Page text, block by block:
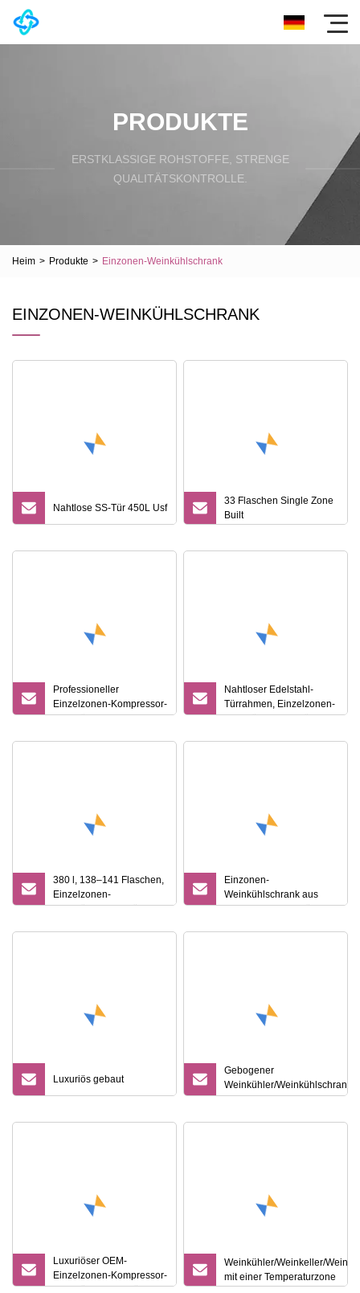
PRODUKTE
ERSTKLASSIGE ROHSTOFFE, STRENGE
QUALITÄTSKONTROLLE.
Heim > Produkte > Einzonen-Weinkühlschrank
EINZONEN-WEINKÜHLSCHRANK
Nahtlose SS-Tür 450L Usf
33 Flaschen Single Zone
Built
Professioneller
Einzelzonen-Kompressor-
Weinkühlschrank unter
Nahtloser Edelstahl-
Türrahmen, Einzelzonen-
Weinkühler/Weinkühlschrank
380 l, 138–141 Flaschen,
Einzelzonen-
Weinkühler/Weinkühlschrank
Einzonen-
Weinkühlschrank aus
Edelstahl mit Glastür und
Luxuriös gebaut
Gebogener
Weinkühler/Weinkühlschrank
aus Edelstahl mit einer Zone
Luxuriöser OEM-
Einzelzonen-Kompressor-
Weinkühlschrank für 171
Weinkühler/Weinkeller/
mit einer Temperaturzone